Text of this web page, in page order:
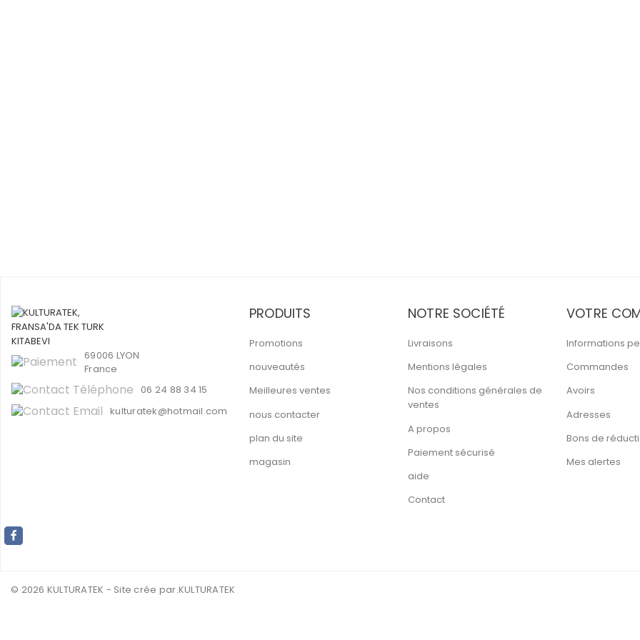
69006 LYON
France
06 24 88 34 15
kulturatek@hotmail.com
PRODUITS
Promotions
nouveautés
Meilleures ventes
nous contacter
plan du site
magasin
NOTRE SOCIÉTÉ
Livraisons
Mentions légales
Nos conditions générales de
ventes
A propos
Paiement sécurisé
aide
Contact
VOTRE
Informations
Commandes
Avoirs
Adresses
Bons de
Mes alertes
© 2026 KULTURATEK - Site crée par.KULTURATEK